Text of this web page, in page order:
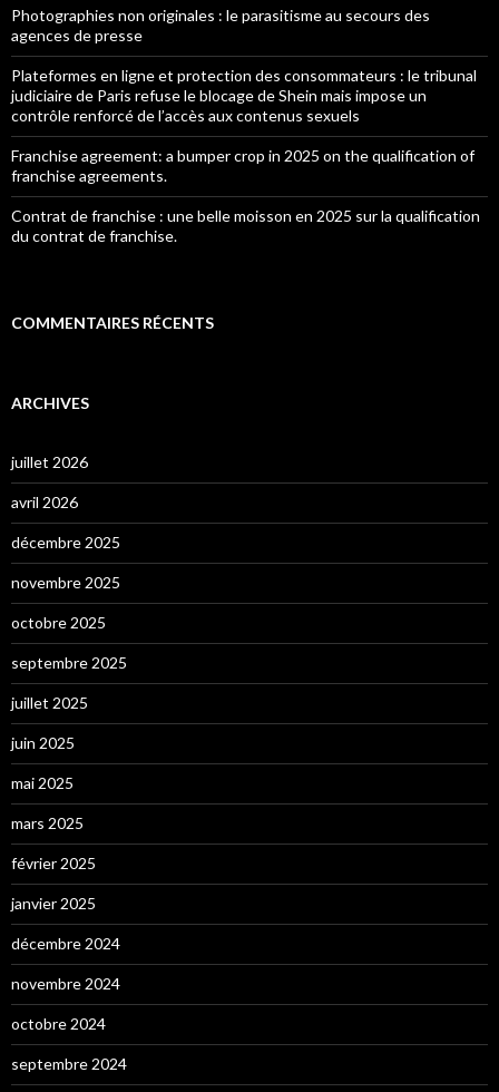
Photographies non originales : le parasitisme au secours des
agences de presse
Plateformes en ligne et protection des consommateurs : le tribunal
judiciaire de Paris refuse le blocage de Shein mais impose un
contrôle renforcé de l’accès aux contenus sexuels
Franchise agreement: a bumper crop in 2025 on the qualification of
franchise agreements.
Contrat de franchise : une belle moisson en 2025 sur la qualification
du contrat de franchise.
COMMENTAIRES RÉCENTS
ARCHIVES
juillet 2026
avril 2026
décembre 2025
novembre 2025
octobre 2025
septembre 2025
juillet 2025
juin 2025
mai 2025
mars 2025
février 2025
janvier 2025
décembre 2024
novembre 2024
octobre 2024
septembre 2024